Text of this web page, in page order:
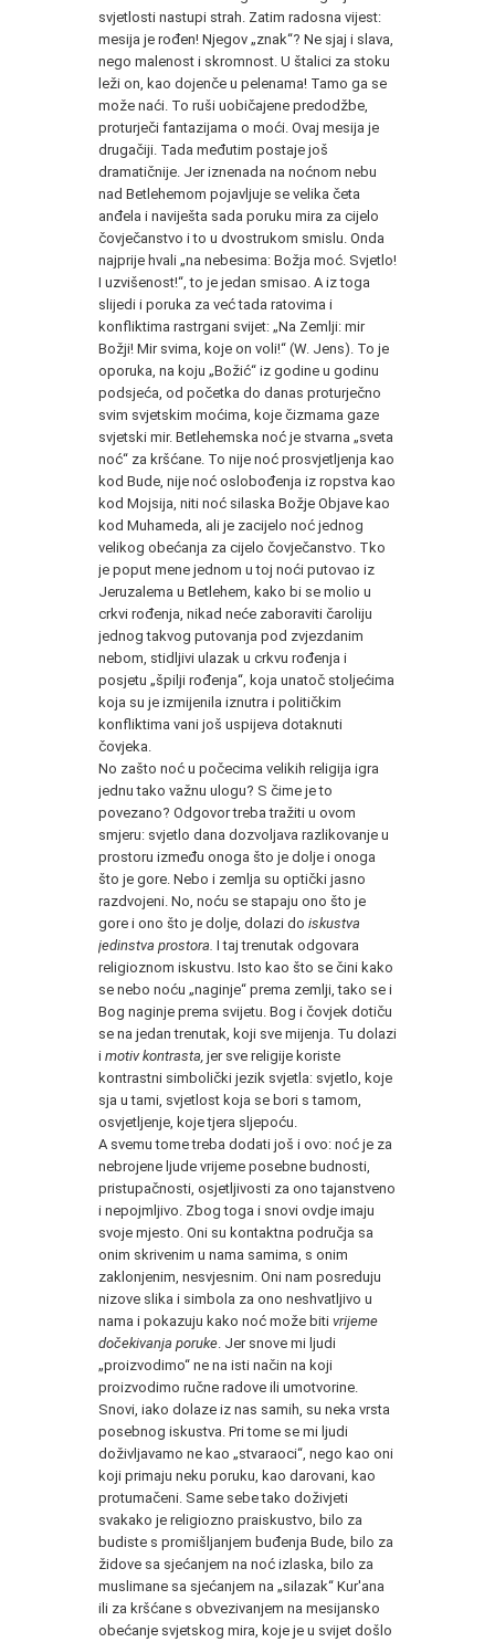
svjetlosti nastupi strah. Zatim radosna vijest:
mesija je rođen! Njegov „znak“? Ne sjaj i slava,
nego malenost i skromnost. U štalici za stoku
leži on, kao dojenče u pelenama! Tamo ga se
može naći. To ruši uobičajene predodžbe,
proturječi fantazijama o moći. Ovaj mesija je
drugačiji. Tada međutim postaje još
dramatičnije. Jer iznenada na noćnom nebu
nad Betlehemom pojavljuje se velika četa
anđela i naviješta sada poruku mira za cijelo
čovječanstvo i to u dvostrukom smislu. Onda
najprije hvali „na nebesima: Božja moć. Svjetlo!
I uzvišenost!“, to je jedan smisao. A iz toga
slijedi i poruka za već tada ratovima i
konfliktima rastrgani svijet: „Na Zemlji: mir
Božji! Mir svima, koje on voli!“ (W. Jens). To je
oporuka, na koju „Božić“ iz godine u godinu
podsjeća, od početka do danas proturječno
svim svjetskim moćima, koje čizmama gaze
svjetski mir. Betlehemska noć je stvarna „sveta
noć“ za kršćane. To nije noć prosvjetljenja kao
kod Bude, nije noć oslobođenja iz ropstva kao
kod Mojsija, niti noć silaska Božje Objave kao
kod Muhameda, ali je zacijelo noć jednog
velikog obećanja za cijelo čovječanstvo. Tko
je poput mene jednom u toj noći putovao iz
Jeruzalema u Betlehem, kako bi se molio u
crkvi rođenja, nikad neće zaboraviti čaroliju
jednog takvog putovanja pod zvjezdanim
nebom, stidljivi ulazak u crkvu rođenja i
posjetu „špilji rođenja“, koja unatoč stoljećima
koja su je izmijenila iznutra i političkim
konfliktima vani još uspijeva dotaknuti
čovjeka.
No zašto noć u počecima velikih religija igra
jednu tako važnu ulogu? S čime je to
povezano? Odgovor treba tražiti u ovom
smjeru: svjetlo dana dozvoljava razlikovanje u
prostoru između onoga što je dolje i onoga
što je gore. Nebo i zemlja su optički jasno
razdvojeni. No, noću se stapaju ono što je
gore i ono što je dolje, dolazi do iskustva
jedinstva prostora. I taj trenutak odgovara
religioznom iskustvu. Isto kao što se čini kako
se nebo noću „naginje“ prema zemlji, tako se i
Bog naginje prema svijetu. Bog i čovjek dotiču
se na jedan trenutak, koji sve mijenja. Tu dolazi
i motiv kontrasta, jer sve religije koriste
kontrastni simbolički jezik svjetla: svjetlo, koje
sja u tami, svjetlost koja se bori s tamom,
osvjetljenje, koje tjera sljepoću.
A svemu tome treba dodati još i ovo: noć je za
nebrojene ljude vrijeme posebne budnosti,
pristupačnosti, osjetljivosti za ono tajanstveno
i nepojmljivo. Zbog toga i snovi ovdje imaju
svoje mjesto. Oni su kontaktna područja sa
onim skrivenim u nama samima, s onim
zaklonjenim, nesvjesnim. Oni nam posreduju
nizove slika i simbola za ono neshvatljivo u
nama i pokazuju kako noć može biti vrijeme
dočekivanja poruke . Jer snove mi ljudi
„proizvodimo“ ne na isti način na koji
proizvodimo ručne radove ili umotvorine.
Snovi, iako dolaze iz nas samih, su neka vrsta
posebnog iskustva. Pri tome se mi ljudi
doživljavamo ne kao „stvaraoci“, nego kao oni
koji primaju neku poruku, kao darovani, kao
protumačeni. Same sebe tako doživjeti
svakako je religiozno praiskustvo, bilo za
budiste s promišljanjem buđenja Bude, bilo za
židove sa sjećanjem na noć izlaska, bilo za
muslimane sa sjećanjem na „silazak“ Kur'ana
ili za kršćane s obvezivanjem na mesijansko
obećanje svjetskog mira, koje je u svijet došlo